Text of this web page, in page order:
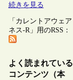
続きを見る
「カレントアウェア
ネス-R」用のRSS：
よく読まれている
コンテンツ（本